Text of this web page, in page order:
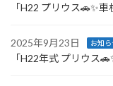
「H22 プリウス🚗✨
2025年9月23日 お知ら
「H22年式 プリウス